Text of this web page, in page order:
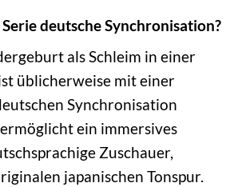
deutsche Synchronisation?
als Schleim in einer
üblicherweise mit einer
Synchronisation
ein immersives
Zuschauer,
japanischen Tonspur.